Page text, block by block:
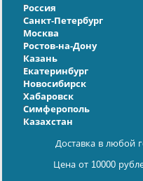
Россия
Санкт-Петербург
Москва
Ростов-на-Дону
Казань
Екатеринбург
Новосибирск
Хабаровск
Симферополь
Казахстан
Доставка в любой
Цена от 10000